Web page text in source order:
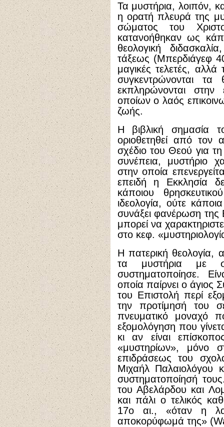
Τα μυστήρια, λοιπόν,
η ορατή πλευρά της
σώματος του
κατανοήθηκαν ως
θεολογική
τάξεως (Μπερδιάγεφ
μαγικές τελετές,
συγκεντρώνονται τα
εκπληρώνονται
οποίων ο λαός
ζωής.
Η βιβλική σημασία
οριοθετηθεί από
σχέδιο του Θεού για
συνέπεια, μυστήριο
στην οποία
επειδή η Εκκλησία
κάποιου
ιδεολογία, ούτε
συνάξει φανέρωση της
μπορεί να
στο κεφ.
Η πατερική θεολογία,
τα μυστήρια με
συστηματοποίησε.
οποία παίρνει ο
του Επιστολή περί
την προτίμησή του
πνευματικό μοναχό
εξομολόγηση που
κι αν είναι
«μυστηρίων», μόνο
επιδράσεως του
Μιχαήλ Παλαιολόγου
συστηματοποίησή
του Αβελάρδου και
και πάλι ο τελικός
17ο αι., «όταν η
αποκορύφωμά της»